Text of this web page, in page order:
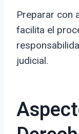
Preparar con
facilita el
judicial.